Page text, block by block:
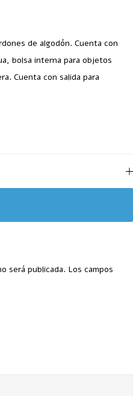
de algodón. Cuenta con
bolsa interna para objetos
Cuenta con salida para
será publicada. Los campos